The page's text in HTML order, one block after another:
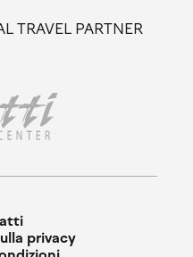
TRAVEL PARTNER
privacy